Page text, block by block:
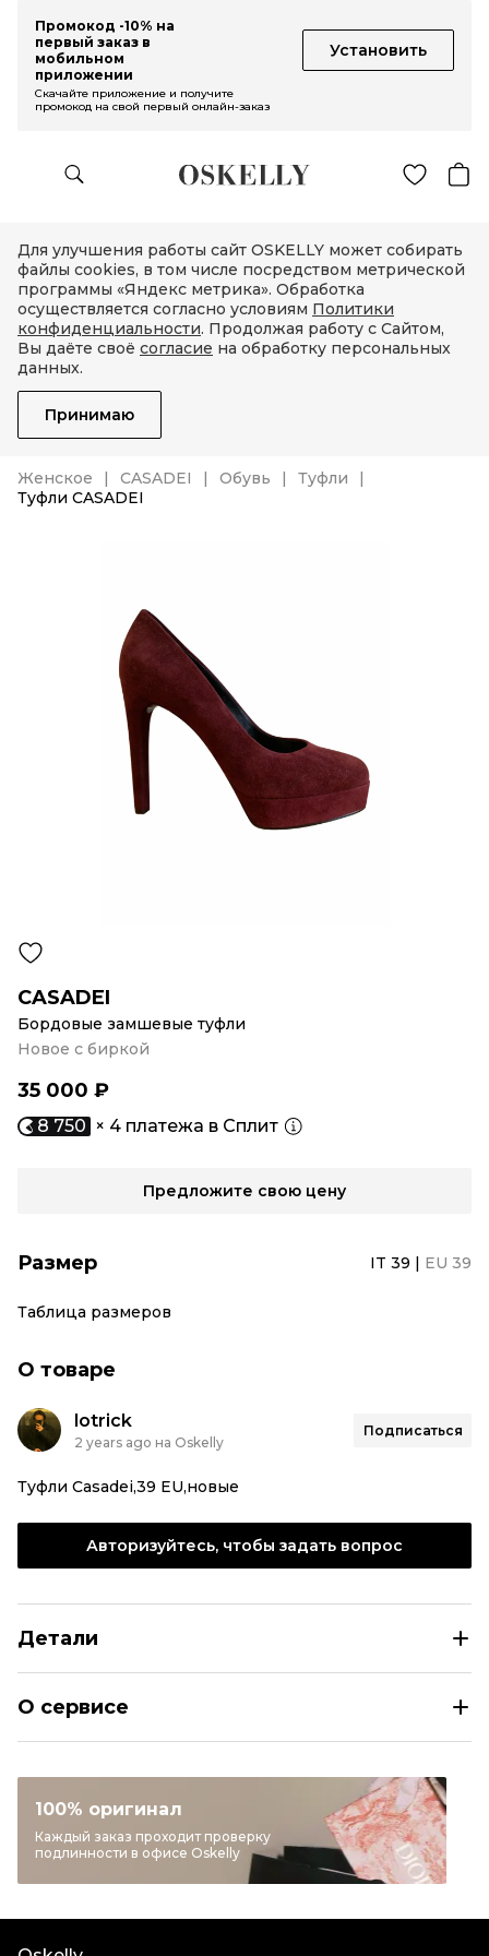
Промокод -10% на
первый заказ в
мобильном
приложении
Установить
Скачайте приложение и получите
промокод на свой первый онлайн-заказ
Для улучшения работы сайт OSKELLY может собирать
файлы cookies, в том числе посредством метрической
программы «Яндекс метрика». Обработка
осуществляется согласно условиям Политики
конфиденциальности. Продолжая работу с Сайтом,
Вы даёте своё согласие на обработку персональных
данных.
Принимаю
Женское CASADEI Обувь
Туфли
Туфли CASADEI
CASADEI
Бордовые замшевые туфли
Новое с биркой
35 000 ₽
8 750 × 4 платежа в Сплит
Предложите свою цену
Размер IT 39 | EU 39
Таблица размеров
О товаре
lotrick
2 years ago на Oskelly
Подписаться
Туфли Casadei,39 EU,новые
Авторизуйтесь, чтобы задать вопрос
Детали
Категория
Бренд
CASADEI
Материал обуви
Замша
О сервисе
100% оригинал
Каждый заказ проходит проверку
подлинности в офисе Oskelly